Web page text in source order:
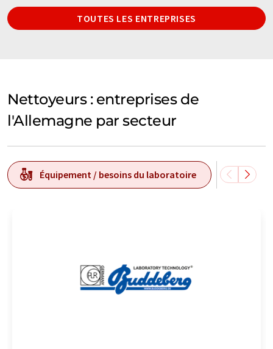
TOUTES LES ENTREPRISES
Nettoyeurs : entreprises de
l'Allemagne par secteur
Équipement / besoins du laboratoire